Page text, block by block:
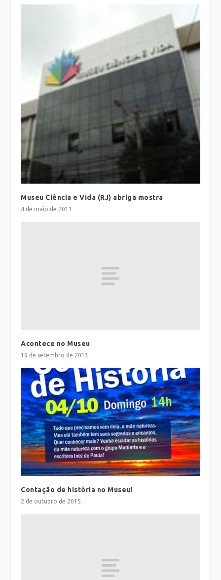
Museu Ciência e Vida (RJ) abriga mostra
4 de maio de 2011
Acontece no Museu
19 de setembro de 2013
Contação de história no Museu!
2 de outubro de 2015